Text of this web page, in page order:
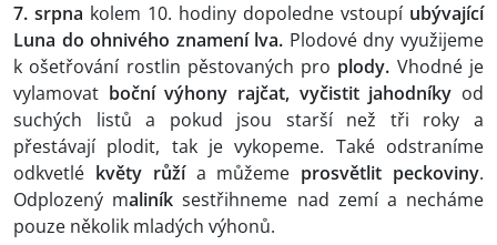
7. srpna kolem 10. hodiny dopoledne vstoupí ubývající
Luna do ohnivého znamení lva. Plodové dny využijeme
k ošetřování rostlin pěstovaných pro plody. Vhodné je
vylamovat boční výhony rajčat, vyčistit jahodníky od
suchých listů a pokud jsou starší než tři roky a
přestávají plodit, tak je vykopeme. Také odstraníme
odkvetlé květy růží a můžeme prosvětlit peckoviny.
Odplozený maliník sestřihneme nad zemí a necháme
pouze několik mladých výhonů.